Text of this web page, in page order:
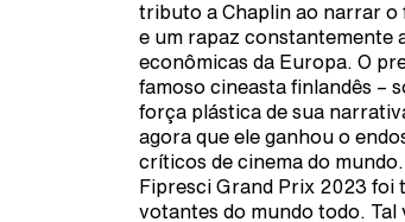
tributo a Chaplin ao narrar o
e um rapaz constantemente
econômicas da Europa. O
famoso cineasta finlandês –
força plástica de sua
agora que ele ganhou o
críticos de cinema do
Fipresci Grand Prix 2023 foi
votantes do mundo todo. Tal